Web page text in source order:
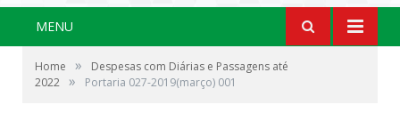
MENU
Home »
Despesas com Diárias e Passagens até
2022 » Portaria 027-2019(março) 001